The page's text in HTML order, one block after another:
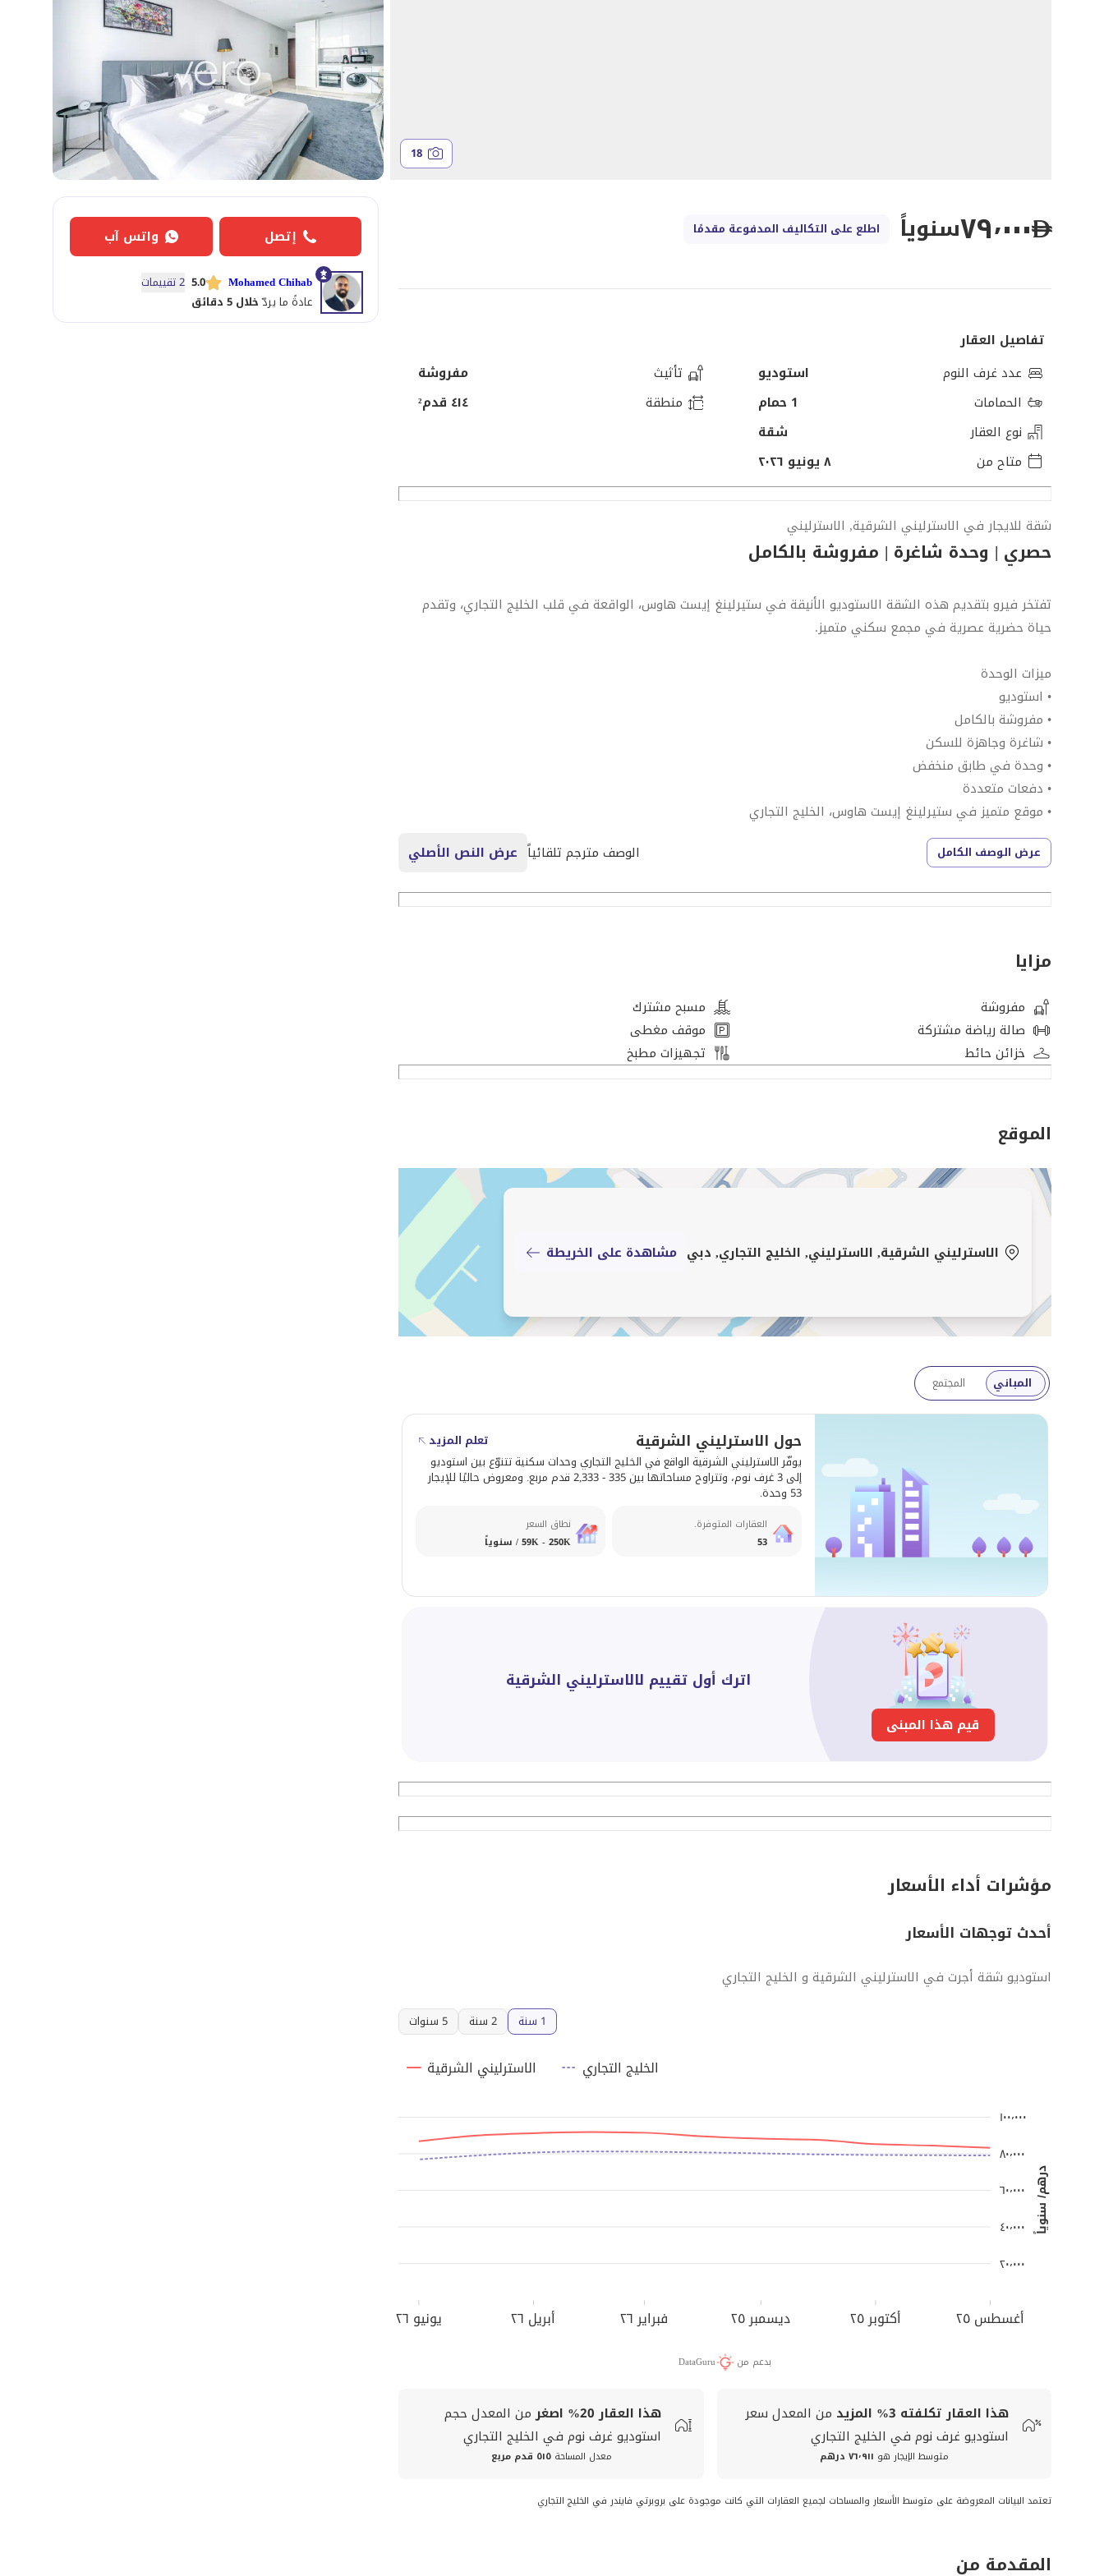
18
٧٩٬٠٠٠سنوياً اطلع على التكاليف المدفوعة مقدمًا
تفاصيل العقار
عدد غرف النوم
استوديو
الحمامات
1 حمام
نوع العقار
شقة
متاح من
٨ يونيو ٢٠٢٦
تأثيث
مفروشة
منطقة
٤١٤ قدم²
شقة للايجار في الاسترليني الشرقية, الاسترليني
حصري | وحدة شاغرة | مفروشة بالكامل
تفتخر فيرو بتقديم هذه الشقة الاستوديو الأنيقة في ستيرلينغ إيست هاوس، الواقعة في قلب الخليج التجاري، وتقدم
حياة حضرية عصرية في مجمع سكني متميز.
ميزات الوحدة
• استوديو
• مفروشة بالكامل
• شاغرة وجاهزة للسكن
• وحدة في طابق منخفض
• دفعات متعددة
• موقع متميز في ستيرلينغ إيست هاوس، الخليج التجاري
• تشطيبات فاخرة في جميع الأنحاء
موقع مركزي في دبي. تم ترتيب مساحة المعيشة بعناية لتعظيم الراحة والوظائف، مع نوافذ كبيرة تسمح للضوء الطبيعي
المطبخ مجهز بالكامل بخزانة مطبخ عصرية وأجهزة عالية الجودة، مدمجة بسلاسة في مساحة المعيشة للاستخدام العملي
اليومي. تم تشطيب الحمام بمعايير عالية مع تفاصيل نظيفة ومعاصرة، مما يعزز الإحساس العام بالجودة داخل الوحدة.
يستفيد سكان ستيرلينغ إيست هاوس من مرافق المبنى المتميزة بما في ذلك حمام سباحة وصالة رياضية مجهزة بالكامل
ومناطق خارجية ذات مناظر طبيعية وأمن على مدار الساعة. يقع المجمع في موقع استراتيجي في الخليج التجاري، ويوفر
مثالية لكل من المستخدمين النهائيين والمستثمرين.
تجمع فيرو بين الخبرة والطموح والخدمة القائمة على النتائج لتقديم فرص عقارية استثنائية عبر المجتمعات الرائدة في
عرض الوصف الكامل الوصف مترجم تلقائياً عرض النص الأصلي
مزايا
مفروشة
مسبح مشترك
صالة رياضة مشتركة
موقف مغطى
خزائن حائط
تجهيزات مطبخ
الموقع
الاسترليني الشرقية, الاسترليني, الخليج التجاري, دبي مشاهدة على الخريطة
المباني المجتمع
حول الاسترليني الشرقية
تعلم المزيد
يوفّر الاسترليني الشرقية الواقع في الخليج التجاري وحدات سكنية تتنوّع بين استوديو
إلى 3 غرف نوم، وتتراوح مساحاتها بين 335 - 2,333 قدم مربع. ومعروض حاليًا للإيجار
53 وحدة.
العقارات المتوفرة.
53
نطاق السعر
59K - 250K / سنوياً
اترك أول تقييم لالاسترليني الشرقية
قيم هذا المبنى
مؤشرات أداء الأسعار
أحدث توجهات الأسعار
استوديو شقة أجرت في الاسترليني الشرقية و الخليج التجاري
1 سنة 2 سنة 5 سنوات
أغسطس ٢٥ أكتوبر ٢٥ ديسمبر ٢٥ فبراير ٢٦ أبريل ٢٦ يونيو ٢٦
درهم/ سنوياً
٢٠٬٠٠٠
٤٠٬٠٠٠
٦٠٬٠٠٠
٨٠٬٠٠٠
١٠٠٬٠٠٠
الاسترليني الشرقية الخليج التجاري
بدعم من DataGuru
هذا العقار تكلفته 3% المزيد من المعدل سعر
استوديو غرف نوم في الخليج التجاري
متوسط الإيجار هو ٧٦٬٩١١ درهم
هذا العقار 20% اصغر من المعدل حجم
استوديو غرف نوم في الخليج التجاري
معدل المساحة ٥١٥ قدم مربع
تعتمد البيانات المعروضة على متوسط الأسعار والمساحات لجميع العقارات التي كانت موجودة على بروبرتي فايندر في الخليج التجاري
المقدمة من
إتصل واتس آب
Mohamed Chihab
5.0 2 تقييمات
عادةً ما يردّخلال 5 دقائق